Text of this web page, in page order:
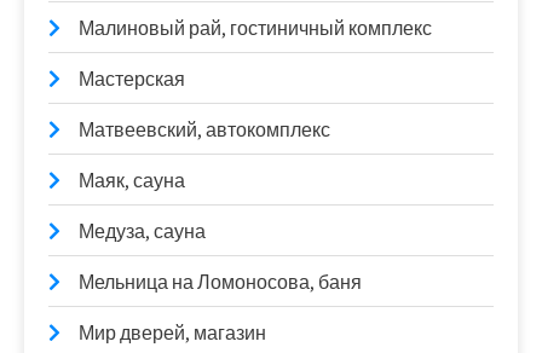
Малиновый рай, гостиничный комплекс
Мастерская
Матвеевский, автокомплекс
Маяк, сауна
Медуза, сауна
Мельница на Ломоносова, баня
Мир дверей, магазин